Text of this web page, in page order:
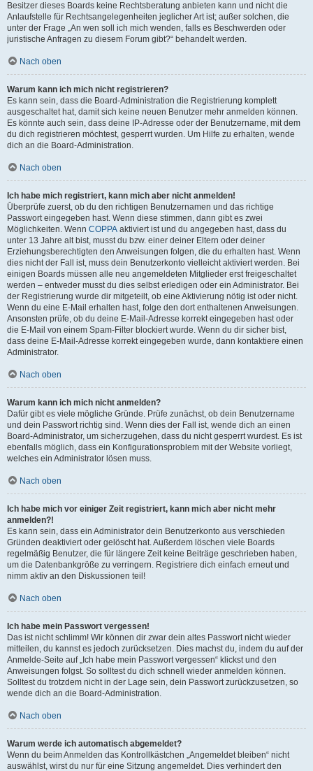
Besitzer dieses Boards keine Rechtsberatung anbieten kann und nicht die
Anlaufstelle für Rechtsangelegenheiten jeglicher Art ist; außer solchen, die
unter der Frage „An wen soll ich mich wenden, falls es Beschwerden oder
juristische Anfragen zu diesem Forum gibt?“ behandelt werden.
Nach oben
Warum kann ich mich nicht registrieren?
Es kann sein, dass die Board-Administration die Registrierung komplett
ausgeschaltet hat, damit sich keine neuen Benutzer mehr anmelden können.
Es könnte auch sein, dass deine IP-Adresse oder der Benutzername, mit dem
du dich registrieren möchtest, gesperrt wurden. Um Hilfe zu erhalten, wende
dich an die Board-Administration.
Nach oben
Ich habe mich registriert, kann mich aber nicht anmelden!
Überprüfe zuerst, ob du den richtigen Benutzernamen und das richtige
Passwort eingegeben hast. Wenn diese stimmen, dann gibt es zwei
Möglichkeiten. Wenn COPPA aktiviert ist und du angegeben hast, dass du
unter 13 Jahre alt bist, musst du bzw. einer deiner Eltern oder deiner
Erziehungsberechtigten den Anweisungen folgen, die du erhalten hast. Wenn
dies nicht der Fall ist, muss dein Benutzerkonto vielleicht aktiviert werden. Bei
einigen Boards müssen alle neu angemeldeten Mitglieder erst freigeschaltet
werden – entweder musst du dies selbst erledigen oder ein Administrator. Bei
der Registrierung wurde dir mitgeteilt, ob eine Aktivierung nötig ist oder nicht.
Wenn du eine E-Mail erhalten hast, folge den dort enthaltenen Anweisungen.
Ansonsten prüfe, ob du deine E-Mail-Adresse korrekt eingegeben hast oder
die E-Mail von einem Spam-Filter blockiert wurde. Wenn du dir sicher bist,
dass deine E-Mail-Adresse korrekt eingegeben wurde, dann kontaktiere einen
Administrator.
Nach oben
Warum kann ich mich nicht anmelden?
Dafür gibt es viele mögliche Gründe. Prüfe zunächst, ob dein Benutzername
und dein Passwort richtig sind. Wenn dies der Fall ist, wende dich an einen
Board-Administrator, um sicherzugehen, dass du nicht gesperrt wurdest. Es ist
ebenfalls möglich, dass ein Konfigurationsproblem mit der Website vorliegt,
welches ein Administrator lösen muss.
Nach oben
Ich habe mich vor einiger Zeit registriert, kann mich aber nicht mehr
anmelden?!
Es kann sein, dass ein Administrator dein Benutzerkonto aus verschieden
Gründen deaktiviert oder gelöscht hat. Außerdem löschen viele Boards
regelmäßig Benutzer, die für längere Zeit keine Beiträge geschrieben haben,
um die Datenbankgröße zu verringern. Registriere dich einfach erneut und
nimm aktiv an den Diskussionen teil!
Nach oben
Ich habe mein Passwort vergessen!
Das ist nicht schlimm! Wir können dir zwar dein altes Passwort nicht wieder
mitteilen, du kannst es jedoch zurücksetzen. Dies machst du, indem du auf der
Anmelde-Seite auf „Ich habe mein Passwort vergessen“ klickst und den
Anweisungen folgst. So solltest du dich schnell wieder anmelden können.
Solltest du trotzdem nicht in der Lage sein, dein Passwort zurückzusetzen, so
wende dich an die Board-Administration.
Nach oben
Warum werde ich automatisch abgemeldet?
Wenn du beim Anmelden das Kontrollkästchen „Angemeldet bleiben“ nicht
auswählst, wirst du nur für eine Sitzung angemeldet. Dies verhindert den